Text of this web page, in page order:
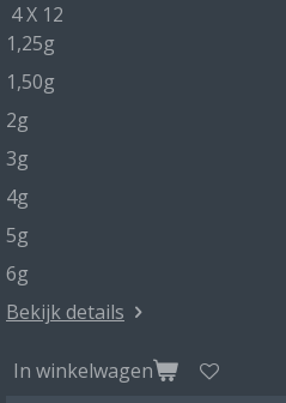
4 X 12
1,25g
1,50g
2g
3g
4g
5g
6g
Bekijk details
In winkelwagen